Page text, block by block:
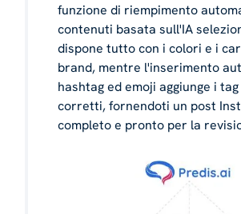
funzione di riempimento
contenuti basata sull'IA
dispone tutto con i colori e i
brand, mentre l'inserimento
hashtag ed emoji aggiunge i
corretti, fornendoti un post
completo e pronto per la